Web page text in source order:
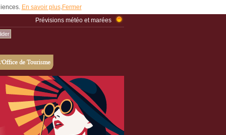
En savoir plus. Fermer
Prévisions météo et marées